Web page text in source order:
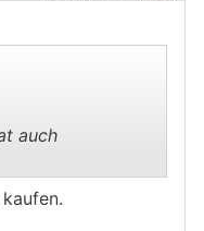
auch